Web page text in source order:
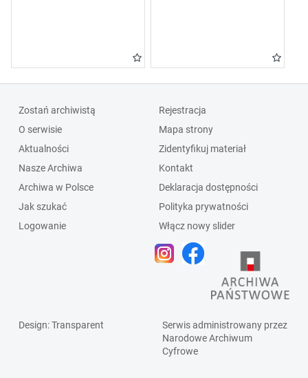
Zostań archiwistą
O serwisie
Aktualności
Nasze Archiwa
Archiwa w Polsce
Jak szukać
Logowanie
Rejestracja
Mapa strony
Zidentyfikuj materiał
Kontakt
Deklaracja dostępności
Polityka prywatności
Włącz nowy slider
Design: Transparent
Serwis administrowany przez
Narodowe Archiwum
Cyfrowe